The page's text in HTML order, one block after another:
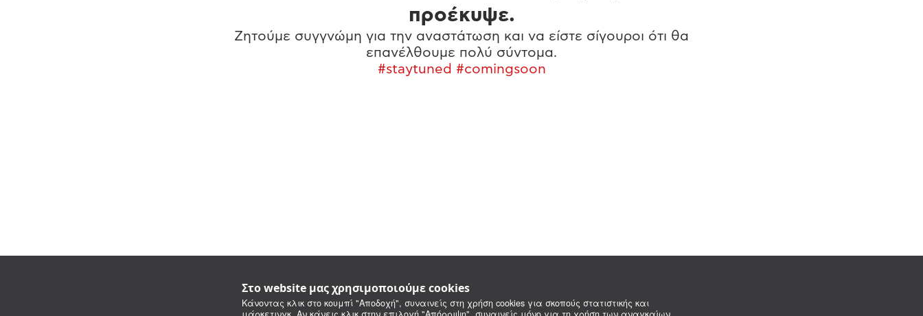
Στο website μας χρησιμοποιούμε cookies
Κάνοντας κλικ στο κουμπί "Αποδοχή", συναινείς στη χρήση cookies για σκοπούς στατιστικής και
προέκυψε.
Ζητούμε συγγνώμη για την αναστάτωση και να είστε σίγουροι ότι θα
επανέλθουμε πολύ σύντομα.
#staytuned #comingsoon